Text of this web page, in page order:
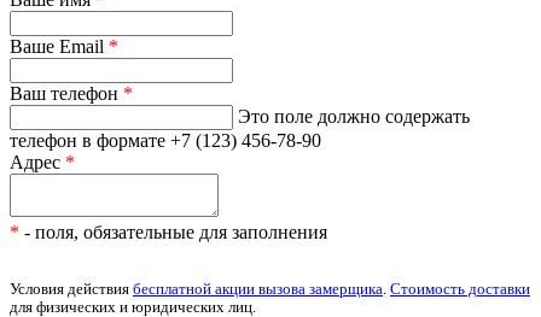
Ваше Email *
Ваш телефон *
Это поле должно содержать
телефон в формате +7 (123) 456-78-90
Адрес *
* - поля, обязательные для заполнения
Условия действия бесплатной акции вызова замерщика Стоимость доставки
для физических и юридических лиц.